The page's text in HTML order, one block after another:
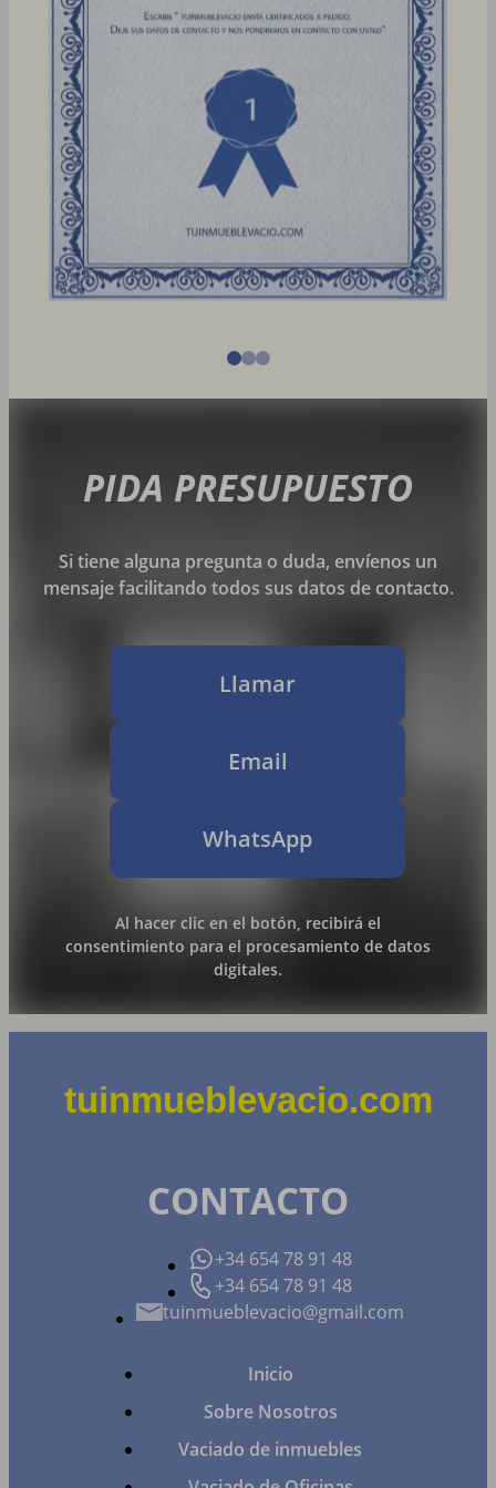
PIDA PRESUPUESTO
Si tiene alguna pregunta o duda, envíenos un
mensaje facilitando todos sus datos de contacto.
Llamar
Email
WhatsApp
Al hacer clic en el botón, recibirá el
consentimiento para el procesamiento de datos
digitales.
tuinmueblevacio.com
CONTACTO
+34 654 78 91 48
+34 654 78 91 48
tuinmueblevacio@gmail.com
Inicio
Sobre Nosotros
Vaciado de inmuebles